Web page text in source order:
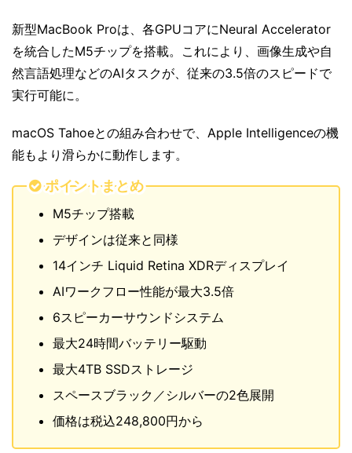
新型MacBook Proは、各GPUコアにNeural Accelerator
を統合したM5チップを搭載。これにより、画像生成や自
然言語処理などのAIタスクが、従来の3.5倍のスピードで
実行可能に。
macOS Tahoeとの組み合わせで、Apple Intelligenceの機
能もより滑らかに動作します。
ポイントまとめ
M5チップ搭載
デザインは従来と同様
14インチ Liquid Retina XDRディスプレイ
AIワークフロー性能が最大3.5倍
6スピーカーサウンドシステム
最大24時間バッテリー駆動
最大4TB SSDストレージ
スペースブラック／シルバーの2色展開
価格は税込248,800円から